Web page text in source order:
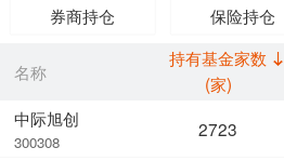
券商持仓 保险持仓
名称
中际旭创
300308
持有基金家数
(家)
2723